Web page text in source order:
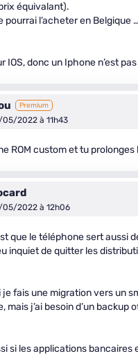
équivalant).
pourrai l’acheter en Belgique …
IOS, donc un Iphone n’est
Premium
05/2022 à 11h43
ROM custom et tu prolonges
05/2022 à 12h06
que le téléphone sert aussi
inquiet de quitter les
je fais une migration vers un
mais j’ai besoin d’un backup
si les applications